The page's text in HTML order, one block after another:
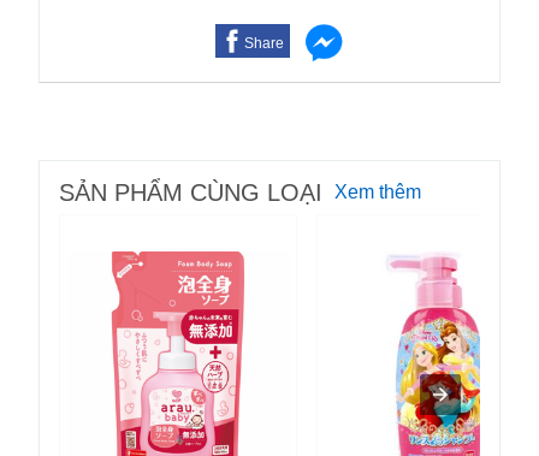
Share
SẢN PHẨM CÙNG LOẠI Xem thêm